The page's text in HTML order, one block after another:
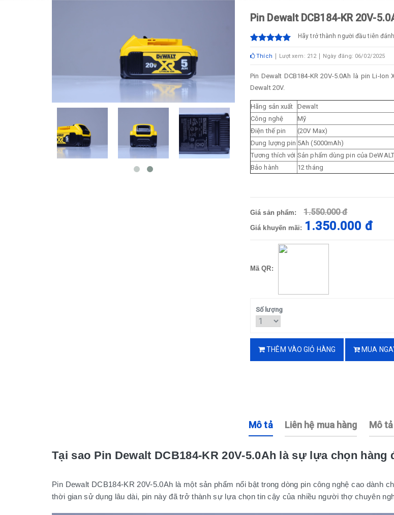
Pin Dewalt DCB184-KR 20V-
Hãy trở thành người đầu tiên
Thích Lượt xem: 212 Ngày đăng: 06/02/2025
Pin Dewalt DCB184-KR 20V-5.0Ah là pin Li-
Dewalt 20V.
Hãng sản xuất Dewalt
Công nghệ
Mỹ
Điện thế pin
(20V Max)
Dung lượng pin 5Ah (5000mAh)
Tương thích với Sản phẩm dùng pin của
Bảo hành
12 tháng
Giá sản phẩm: 1.550.000 đ
Giá khuyến mãi: 1.350.000 đ
Mã QR:
Số lượng
THÊM VÀO GIỎ HÀNG MUA
Mô tả Liên hệ mua hàng Mô
Tại sao Pin Dewalt DCB184-KR 20V-5.0Ah là sự lựa chọn hàng
Pin Dewalt DCB184-KR 20V-5.0Ah là một sản phẩm nổi bật trong dòng pin công nghệ cao dành
thời gian sử dụng lâu dài, pin này đã trở thành sự lựa chọn tin cậy của nhiều người thợ chuyên